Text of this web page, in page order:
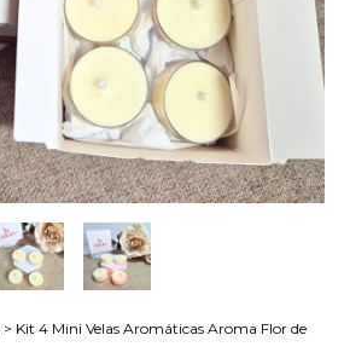
> Kit 4 Mini Velas Aromáticas Aroma Flor de